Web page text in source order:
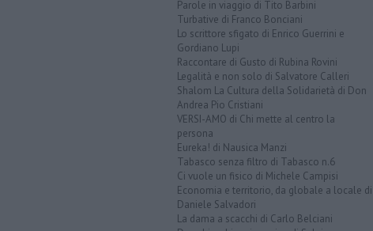
Parole in viaggio di Tito Barbini
Turbative di Franco Bonciani
Lo scrittore sfigato di Enrico Guerrini e
Gordiano Lupi
Raccontare di Gusto di Rubina Rovini
Legalità e non solo di Salvatore Calleri
Shalom La Cultura della Solidarietà di Don
Andrea Pio Cristiani
VERSI-AMO di Chi mette al centro la
persona
Eureka! di Nausica Manzi
Tabasco senza filtro di Tabasco n.6
Ci vuole un fisico di Michele Campisi
Economia e territorio, da globale a locale di
Daniele Salvadori
La dama a scacchi di Carlo Belciani